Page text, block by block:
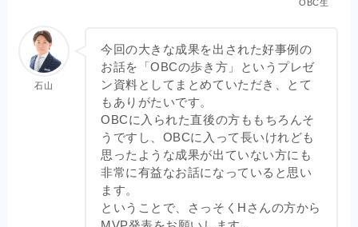
OBC生
石山
今回の大きな成果を出された好事例の
お話を「OBCの歩き方」というプレゼ
ン資料としてまとめていただき、とて
もありがたいです。
OBCに入られた直後の方ももちろんそ
うですし、OBCに入って長いけれども
思ったような成果が出ていない方にも
非常に有益なお話になっていると思い
ます。
ということで、さっそくHさんの方から